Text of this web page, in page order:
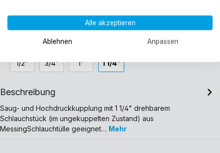
Gewicht:0.237 kg
Weitere Auswahlmöglichkeiten:
1/2" 3/4" 1" 1 1/4"
Beschreibung
Saug- und Hochdruckkupplung mit 1 1/4" drehbarem
Schlauchstück (im ungekuppelten Zustand) aus
MessingSchlauchtülle geeignet… Mehr
Alle akzeptieren
Ablehnen Anpassen